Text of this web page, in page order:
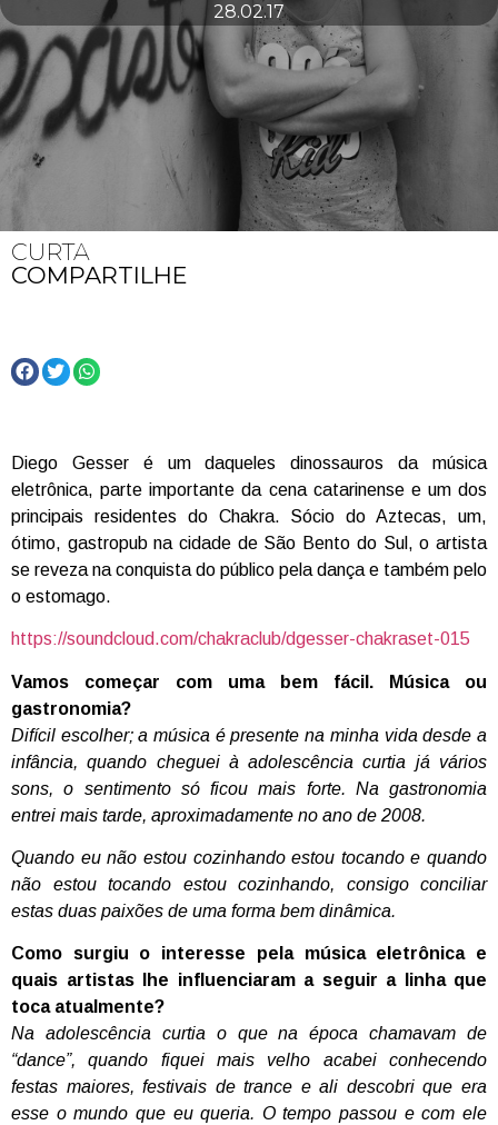
28.02.17
CURTA
COMPARTILHE
Diego Gesser é um daqueles dinossauros da música
eletrônica, parte importante da cena catarinense e um dos
principais residentes do Chakra. Sócio do Aztecas, um,
ótimo, gastropub na cidade de São Bento do Sul, o artista
se reveza na conquista do público pela dança e também pelo
o estomago.
https://soundcloud.com/chakraclub/dgesser-chakraset-015
Vamos começar com uma bem fácil. Música ou
gastronomia?
Difícil escolher; a música é presente na minha vida desde a
infância, quando cheguei à adolescência curtia já vários
sons, o sentimento só ficou mais forte. Na gastronomia
entrei mais tarde, aproximadamente no ano de 2008.
Quando eu não estou cozinhando estou tocando e quando
não estou tocando estou cozinhando, consigo conciliar
estas duas paixões de uma forma bem dinâmica.
Como surgiu o interesse pela música eletrônica e
quais artistas lhe influenciaram a seguir a linha que
toca atualmente?
Na adolescência curtia o que na época chamavam de
“dance”, quando fiquei mais velho acabei conhecendo
festas maiores, festivais de trance e ali descobri que era
esse o mundo que eu queria. O tempo passou e com ele